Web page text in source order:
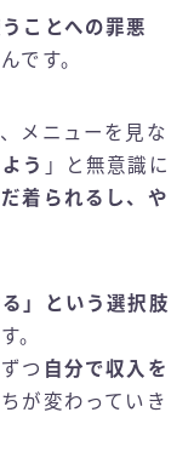
ことへの罪悪
です。
メニューを見な
う 」と無意識に
着られるし、や
る」という選択肢
。
つ 自分で収入を
が変わっていき